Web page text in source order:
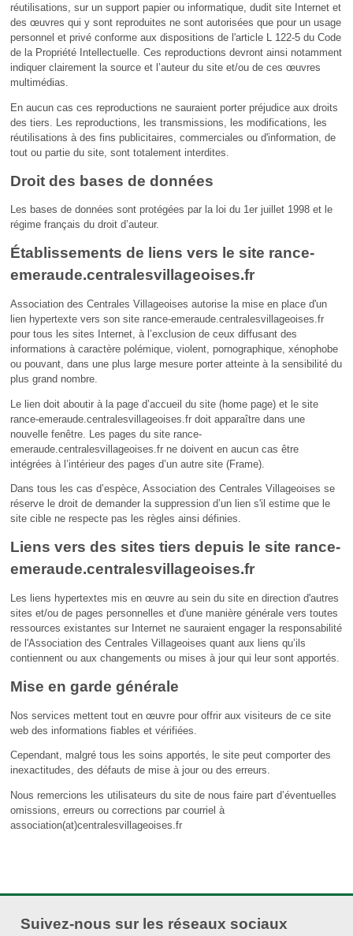
réutilisations, sur un support papier ou informatique, dudit site Internet et
des œuvres qui y sont reproduites ne sont autorisées que pour un usage
personnel et privé conforme aux dispositions de l'article L 122-5 du Code
de la Propriété Intellectuelle. Ces reproductions devront ainsi notamment
indiquer clairement la source et l’auteur du site et/ou de ces œuvres
multimédias.
En aucun cas ces reproductions ne sauraient porter préjudice aux droits
des tiers. Les reproductions, les transmissions, les modifications, les
réutilisations à des fins publicitaires, commerciales ou d'information, de
tout ou partie du site, sont totalement interdites.
Droit des bases de données
Les bases de données sont protégées par la loi du 1er juillet 1998 et le
régime français du droit d’auteur.
Établissements de liens vers le site rance-
emeraude.centralesvillageoises.fr
Association des Centrales Villageoises autorise la mise en place d'un
lien hypertexte vers son site rance-emeraude.centralesvillageoises.fr
pour tous les sites Internet, à l’exclusion de ceux diffusant des
informations à caractère polémique, violent, pornographique, xénophobe
ou pouvant, dans une plus large mesure porter atteinte à la sensibilité du
plus grand nombre.
Le lien doit aboutir à la page d’accueil du site (home page) et le site
rance-emeraude.centralesvillageoises.fr doit apparaître dans une
nouvelle fenêtre. Les pages du site rance-
emeraude.centralesvillageoises.fr ne doivent en aucun cas être
intégrées à l’intérieur des pages d’un autre site (Frame).
Dans tous les cas d’espèce, Association des Centrales Villageoises se
réserve le droit de demander la suppression d’un lien s'il estime que le
site cible ne respecte pas les règles ainsi définies.
Liens vers des sites tiers depuis le site rance-
emeraude.centralesvillageoises.fr
Les liens hypertextes mis en œuvre au sein du site en direction d'autres
sites et/ou de pages personnelles et d'une manière générale vers toutes
ressources existantes sur Internet ne sauraient engager la responsabilité
de l'Association des Centrales Villageoises quant aux liens qu’ils
contiennent ou aux changements ou mises à jour qui leur sont apportés.
Mise en garde générale
Nos services mettent tout en œuvre pour offrir aux visiteurs de ce site
web des informations fiables et vérifiées.
Cependant, malgré tous les soins apportés, le site peut comporter des
inexactitudes, des défauts de mise à jour ou des erreurs.
Nous remercions les utilisateurs du site de nous faire part d’éventuelles
omissions, erreurs ou corrections par courriel à
association(at)centralesvillageoises.fr
Suivez-nous sur les réseaux sociaux